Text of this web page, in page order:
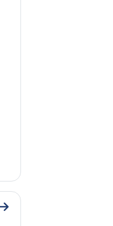
Go to section UNITAT 7: